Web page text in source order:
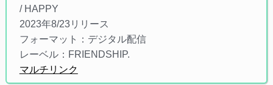
/ HAPPY
2023年8/23リリース
フォーマット：デジタル配信
レーベル：FRIENDSHIP.
マルチリンク